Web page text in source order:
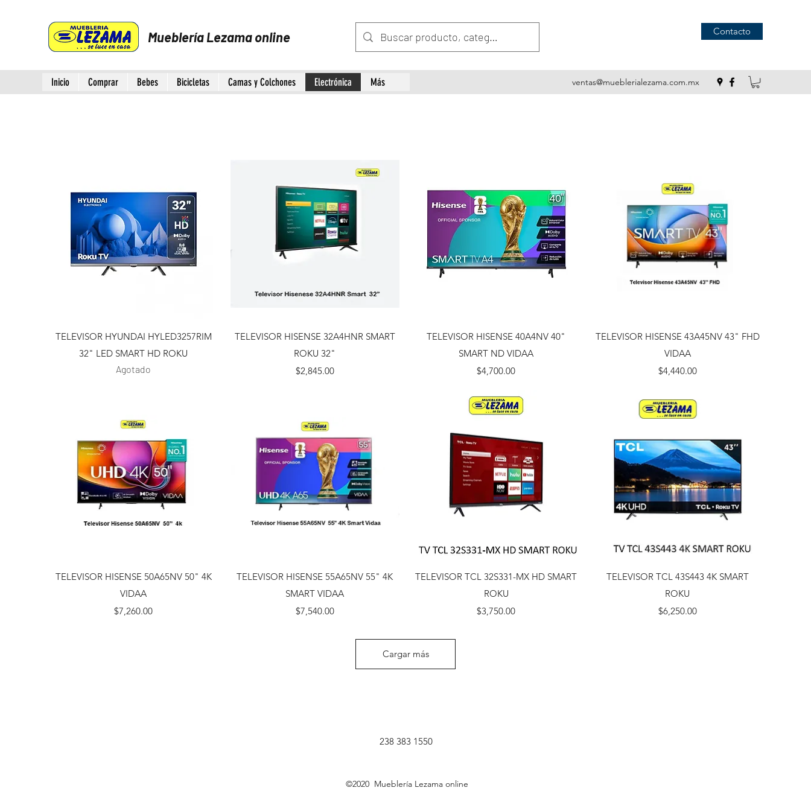
Mueblería Lezama online Contacto
Inicio Comprar Bebes Bicicletas Camas y Colchones Electrónica Más ventas@mueblerialezama.com.mx
Vista rápida
TELEVISOR HYUNDAI HYLED3257RIM
32" LED SMART HD ROKU
Agotado
Vista rápida
TELEVISOR HISENSE 32A4HNR SMART
ROKU 32"
Precio
$2,845.00
Vista rápida
TELEVISOR HISENSE 40A4NV 40"
SMART ND VIDAA
Precio
$4,700.00
Vista rápida
TELEVISOR HISENSE 43A45NV 43" FHD
VIDAA
Precio
$4,440.00
Vista rápida
TELEVISOR HISENSE 50A65NV 50" 4K
VIDAA
Precio
$7,260.00
Vista rápida
TELEVISOR HISENSE 55A65NV 55" 4K
SMART VIDAA
Precio
$7,540.00
Vista rápida
TELEVISOR TCL 32S331-MX HD SMART
ROKU
Precio
$3,750.00
Vista rápida
TELEVISOR TCL 43S443 4K SMART
ROKU
Precio
$6,250.00
Cargar más
238 383 1550
©2020 Mueblería Lezama online